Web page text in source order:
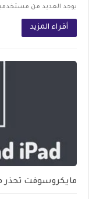
يوجد العديد من
أقراء المزيد
مايكروسوفت تحذر